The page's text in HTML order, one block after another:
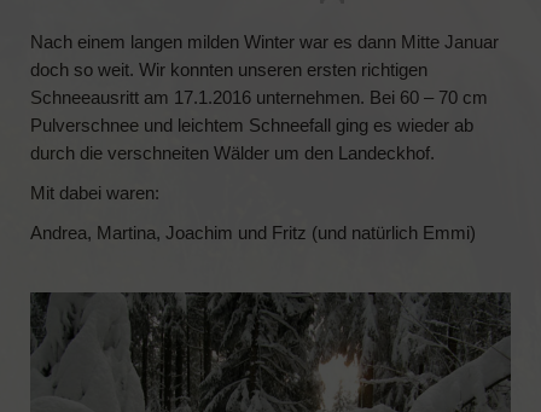
FERIENWOHNUNGEN
Schäferwagen „Little Cottage“
Ferienwohnung „Waldwinkel“
Ferienwohnung „Schwarzwaldstube“
Ferienhaus „Wolftalblick“
REITEN
Das Islandpferd
Wanderritt-Reports
Nach einem langen milden Winter war es dann Mitte Januar
doch so weit. Wir konnten unseren ersten richtigen
Schneeausritt am 17.1.2016 unternehmen. Bei 60 – 70 cm
Pulverschnee und leichtem Schneefall ging es wieder ab
durch die verschneiten Wälder um den Landeckhof.
Mit dabei waren:
Andrea, Martina, Joachim und Fritz (und natürlich Emmi)